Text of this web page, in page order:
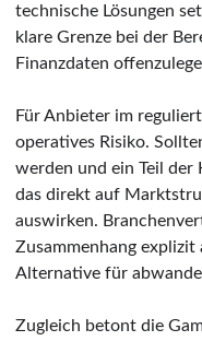
technische Lösungen
klare Grenze bei der
Finanzdaten
Für Anbieter im
operatives Risiko.
werden und ein Teil der
das direkt auf
auswirken.
Zusammenhang
Alternative für
Zugleich betont die